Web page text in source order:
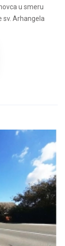
u smeru
sv. Arhangela